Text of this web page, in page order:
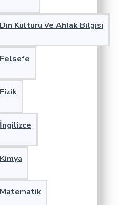
Din Kültürü Ve Ahlak Bilgisi
Felsefe
Fizik
İngilizce
Kimya
Matematik